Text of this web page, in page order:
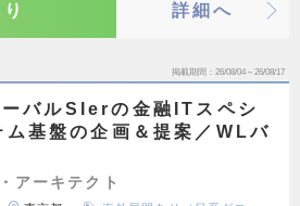
詳細へ
掲載期間 26/08/04～26/08/17
ーバルSIerの金融ITスペシ
ム基盤の企画＆提案／WLバ
アーキテクト